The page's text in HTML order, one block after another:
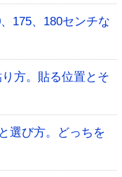
175、180センチな
方。貼る位置とそ
選び方。どっちを